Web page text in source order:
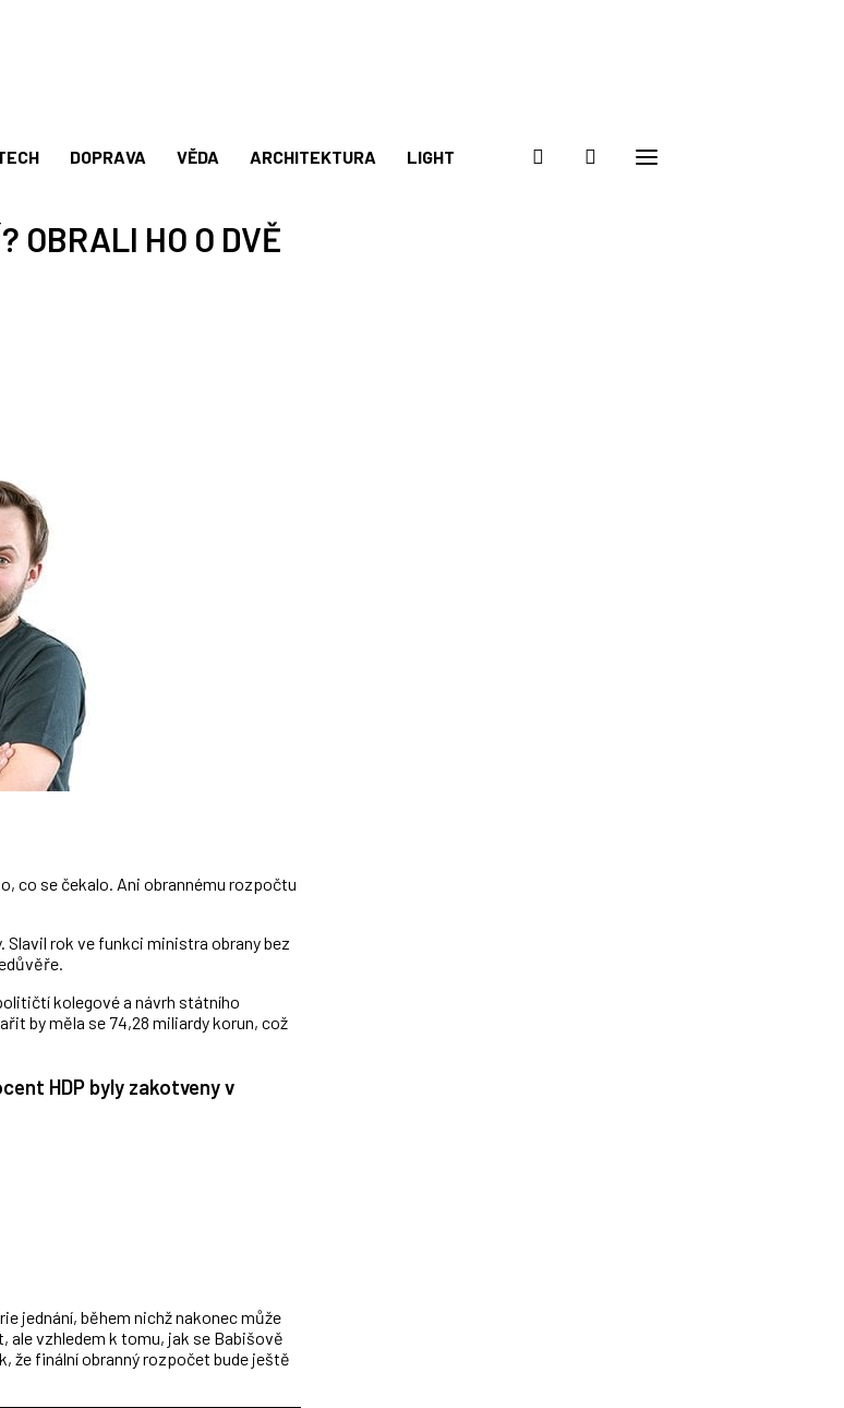
DOPRAVA VĚDA ARCHITEKTURA LIGHT
OBRALI HO O DVĚ
co se čekalo. Ani obrannému rozpočtu
Slavil rok ve funkci ministra obrany bez
kolegové a návrh státního
by měla se 74,28 miliardy korun, což
HDP byly zakotveny v
jednání, během nichž nakonec může
vzhledem k tomu, jak se Babišově
že finální obranný rozpočet bude ještě